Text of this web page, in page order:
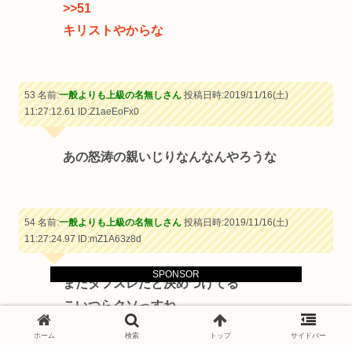
SPONSOR
>>51
キリストやからな
53 名前:一般よりも上級の名無しさん投稿日時:2019/11/16(土)
11:27:12.61ID:Z1aeEoFx0
あの怒涛の親いじりなんなんやろうな
54 名前:一般よりも上級の名無しさん投稿日時:2019/11/16(土)
11:27:24.97ID:mZ1A63z8d
またタフスレだと決めつけてる
こいつらクソっすね
ホーム 検索 トップ サイドバー